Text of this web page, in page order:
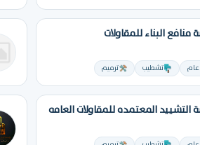
البناء للمقاولات
عام تشطيب ترميم
المعتمده للمقاولات العامه